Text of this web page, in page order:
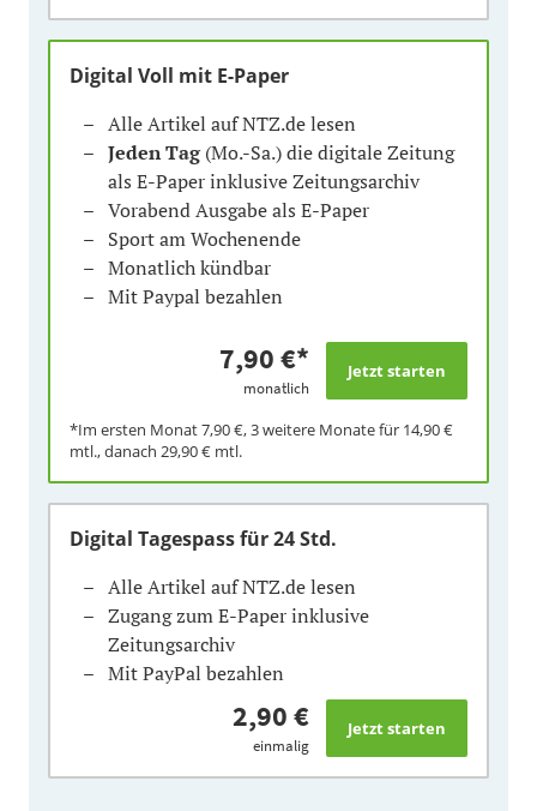
Digital Voll mit E-Paper
Alle Artikel auf NTZ.de lesen
Jeden Tag(Mo.-Sa.) die digitale Zeitung
als E-Paper inklusive Zeitungsarchiv
Vorabend Ausgabe als E-Paper
Sport am Wochenende
Monatlich kündbar
Mit Paypal bezahlen
7,90 €*
monatlich
*Im ersten Monat7,90 €, 3 weitere Monate für 14,90 €
mtl., danach 29,90 € mtl.
Digital Tagespassfür 24 Std.
Alle Artikel auf NTZ.de lesen
Zugang zum E-Paper inklusive
Zeitungsarchiv
Mit PayPal bezahlen
2,90 €
einmalig